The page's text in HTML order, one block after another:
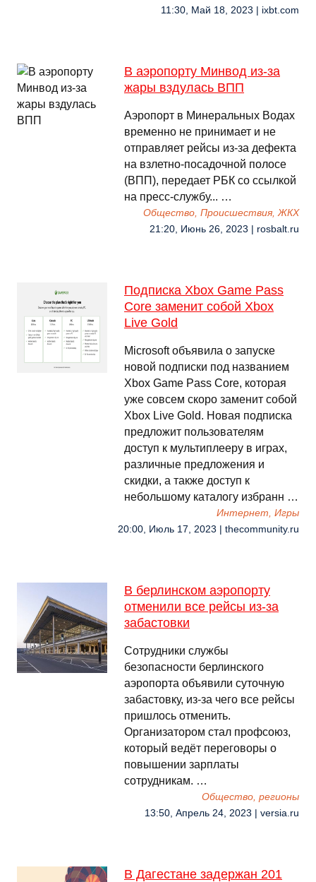
11:30, Май 18, 2023 | ixbt.com
В аэропорту Минвод из-за
жары вздулась ВПП
Аэропорт в Минеральных Водах
временно не принимает и не
отправляет рейсы из-за дефекта
на взлетно-посадочной полосе
(ВПП), передает РБК со ссылкой
на пресс-службу... …
Общество, Происшествия, ЖКХ
21:20, Июнь 26, 2023 | rosbalt.ru
Подписка Xbox Game Pass
Core заменит собой Xbox
Live Gold
Microsoft объявила о запуске
новой подписки под названием
Xbox Game Pass Core, которая
уже совсем скоро заменит собой
Xbox Live Gold. Новая подписка
предложит пользователям
доступ к мультиплееру в играх,
различные предложения и
скидки, а также доступ к
небольшому каталогу избранн …
Интернет, Игры
20:00, Июль 17, 2023 | thecommunity.ru
В берлинском аэропорту
отменили все рейсы из-за
забастовки
Сотрудники службы
безопасности берлинского
аэропорта объявили суточную
забастовку, из-за чего все рейсы
пришлось отменить.
Организатором стал профсоюз,
который ведёт переговоры о
повышении зарплаты
сотрудникам. …
Общество, регионы
13:50, Апрель 24, 2023 | versia.ru
В Дагестане задержан 201